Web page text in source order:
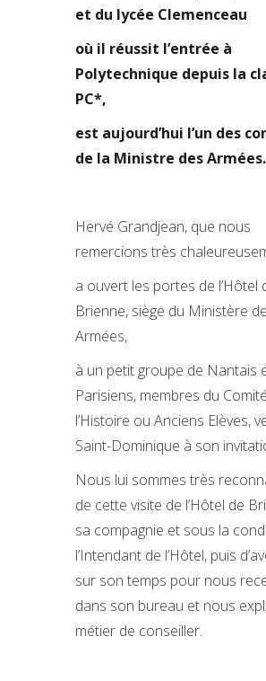
et du lycée Clemenceau
où il réussit l’entrée à
Polytechnique depuis la
PC*,
est aujourd’hui l’un des
de la Ministre des Armées.
Hervé Grandjean, que nous
remercions très
a ouvert les portes de l’Hôtel
Brienne, siège du Ministère
Armées,
à un petit groupe de Nantais
Parisiens, membres du
l’Histoire ou Anciens Elèves,
Saint-Dominique à son
Nous lui sommes très
de cette visite de l’Hôtel de
sa compagnie et sous la
l’Intendant de l’Hôtel, puis
sur son temps pour nous
dans son bureau et nous
métier de conseiller.